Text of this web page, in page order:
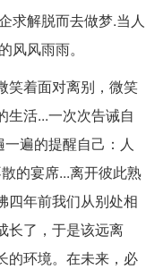
求解脱而去做梦.当人
风风雨雨。
笑着面对离别，微笑
生活...一次次告诫自
遍的提醒自己：人
的宴席...离开彼此熟
四年前我们从别处相
长了，于是该远离
的环境。在未来，必